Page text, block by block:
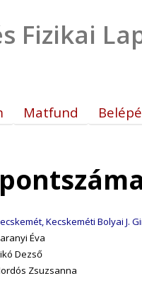
Fizikai
Matfund
Kecskeméti Bolyai J.
Éva
Dezső
Zsuzsanna